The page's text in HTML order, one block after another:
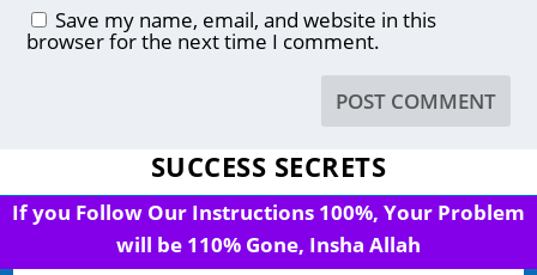
Save my name, email, and website in this
browser for the next time I comment.
SUCCESS SECRETS
If you Follow Our Instructions 100%, Your Problem
will be 110% Gone, Insha Allah